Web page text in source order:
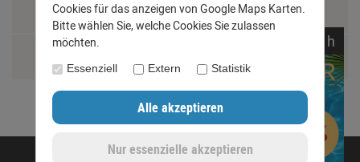
Montage und Installationshilfen
h
Cookies für das anzeigen von Google Maps Karten.
Bitte wählen Sie, welche Cookies Sie zulassen
möchten.
Essenziell Extern Statistik